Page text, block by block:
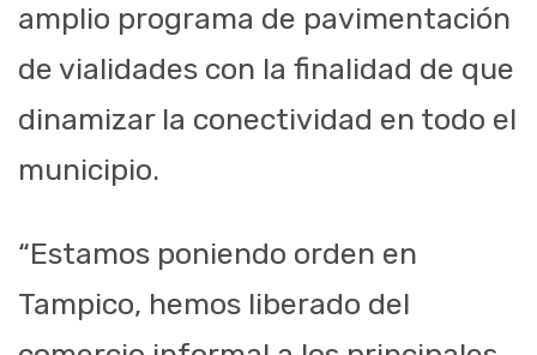
amplio programa de pavimentación
de vialidades con la finalidad de que
dinamizar la conectividad en todo el
municipio.
“Estamos poniendo orden en
Tampico, hemos liberado del